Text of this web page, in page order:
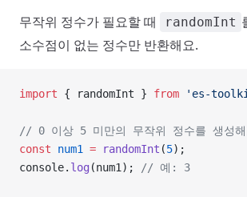
무작위 정수가 필요할 때 randomInt
소수점이 없는 정수만 반환해요.
import { randomInt } from 'es-
// 0 이상 5 미만의 무작위 정수를 생성
const num1 = randomInt (5);
console. log (num1); // 예: 3